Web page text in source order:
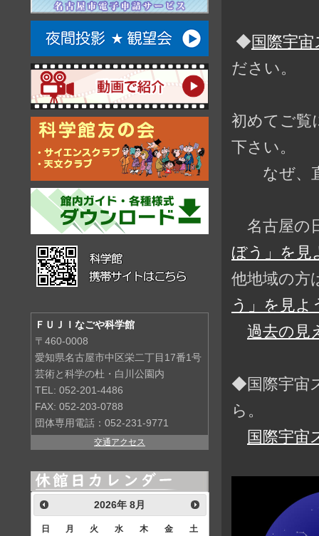
◆国際宇
ださい。
初めてご覧
下さい。
なぜ、直
名古屋の
ぼう」を見
他地域の方
う」を見
過去の見
◆国際宇宙
ら。
国際宇宙
ＦＵＪＩなごや科学館
〒460-0008
愛知県名古屋市中区栄二丁目17番1号
芸術と科学の杜・白川公園内
TEL: 052-201-4486
FAX: 052-203-0788
団体専用電話：052-231-9771
交通アクセス
2026年8月
日 月 火 水 木 金 土